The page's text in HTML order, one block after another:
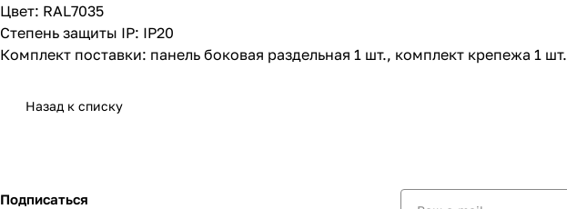
Цвет: RAL7035
Степень защиты IP: IP20
Комплект поставки: панель боковая раздельная 1 шт., комплект крепежа 1 шт.
Назад к списку
Подписаться